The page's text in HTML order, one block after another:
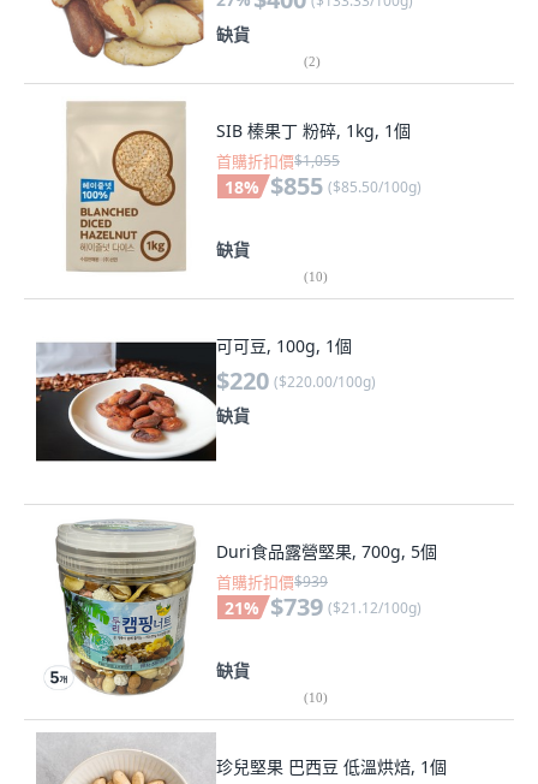
缺貨
(2)
SIB 榛果丁 粉碎, 1kg, 1個
首購折扣價$1,055
18% $855 ($85.50/100g)
缺貨
(10)
可可豆, 100g, 1個
$220 ($220.00/100g)
缺貨
Duri食品露營堅果, 700g, 5個
首購折扣價$939
21% $739 ($21.12/100g)
缺貨
(10)
珍兒堅果 巴西豆 低溫烘焙, 1個